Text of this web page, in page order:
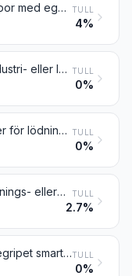
Bärbara elektriska lampor med egen kraftkälla (t.ex. torrbatterier, ackumulatorer eller generatorer), andra än sådana som omfattas av nr 8512 TULL
4%
Elektriska ugnar för industri- eller laboratoriebruk (inbegripet sådana som arbetar med induktion eller dielektrisk förlust); annan industri- eller laboratorieutrustning, för värmebehandling av material medelst induktion eller dielektrisk förlust TULL
0%
Maskiner och apparater för lödning eller svetsning, elektriska (inbegripet sådana som arbetar med elektriskt uppvärmd gas) eller arbetande med laser eller annan ljus- eller fotonstråle, ultraljud, elektronstråle, magnetpuls eller plasmaljusbåge, inbegripet sådana som också kan användas för skärning; elektriska maskiner och apparater för varmsprutning av metall eller kermeter TULL
0%
Elektriska genomströmnings- eller förrådsvarmvattenberedare och doppvärmare; elektriska apparater för rumsuppvärmning eller för uppvärmning av marken; elektriska värmeapparater för hårbehandling (t.ex. hårtorkar, hårspolar och locktänger) eller för torkning av händerna; elektriska stryk- och pressjärn; andra elektriska värmeapparater av sådana slag som används för hushållsbruk; elektriska värmemotstånd, andra än sådana enligt nr 8545 TULL
2.7%
Telefonapparater, inbegripet smarttelefoner och andra telefoner för cellulära nät eller för andra trådlösa nät; andra apparater för sändning eller mottagning av tal, bilder eller andra data, inbegripet apparater för kommunikation i trådnät eller trådlösa nätverk (såsom LAN och WAN), andra än apparater för sändning eller mottagning enligt nr 8443, 8525, 8527 och 8528TULL
0%